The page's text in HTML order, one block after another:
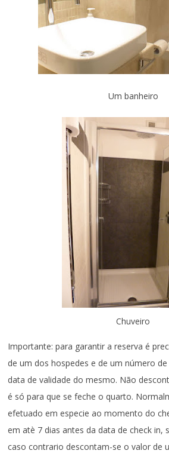
Um banheiro
Chuveiro
Importante: para garantir a reserva é
de um dos hospedes e de um número
data de validade do mesmo. Não
é só para que se feche o quarto.
efetuado em especie ao momento do
em atè 7 dias antes da data de check in,
caso contrario descontam-se o valor de